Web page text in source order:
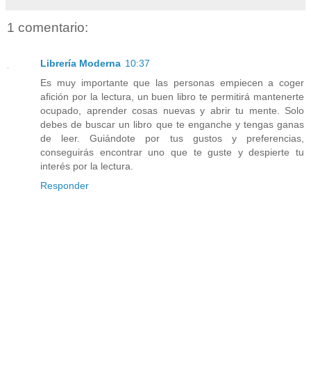
1 comentario:
Librería Moderna 10:37
Es muy importante que las personas empiecen a coger
afición por la lectura, un buen libro te permitirá mantenerte
ocupado, aprender cosas nuevas y abrir tu mente. Solo
debes de buscar un libro que te enganche y tengas ganas
de leer. Guiándote por tus gustos y preferencias,
conseguirás encontrar uno que te guste y despierte tu
interés por la lectura.
Responder